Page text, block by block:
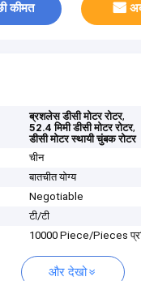
कीमत
ब्रशलेस डीसी मोटर रोटर,
52.4 मिमी डीसी मोटर रोटर,
डीसी मोटर स्थायी चुंबक रोटर
चीन
बातचीत योग्य
Negotiable
टी/टी
10000 Piece/Pieces
और देखो